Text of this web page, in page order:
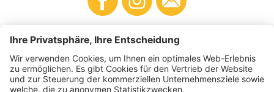
Business Produzenten